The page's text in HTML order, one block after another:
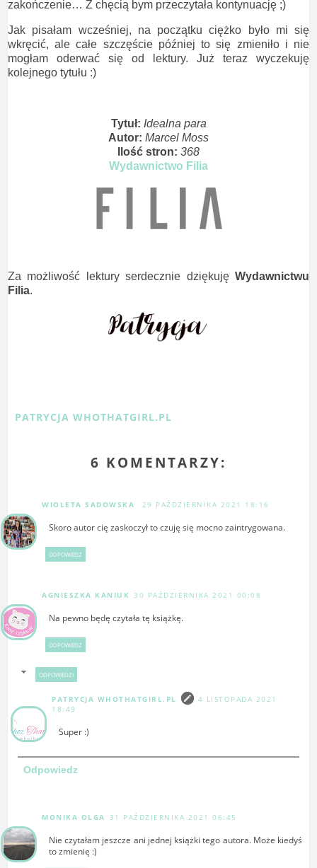
zakończenie… Z chęcią bym przeczytała kontynuację ;)
Jak pisałam wcześniej, na początku ciężko było mi się
wkręcić, ale całe szczęście później to się zmieniło i nie
mogłam oderwać się od lektury. Już teraz wyczekuję
kolejnego tytułu :)
Tytuł: Idealna para
Autor: Marcel Moss
Ilość stron: 368
Wydawnictwo Filia
Za możliwość lektury serdecznie dziękuję Wydawnictwu
Filia.
PATRYCJA WHOTHATGIRL.PL
6 KOMENTARZY:
WIOLETA SADOWSKA 29 PAŹDZIERNIKA 2021 18:16
Skoro autor cię zaskoczył to czuję się mocno zaintrygowana.
ODPOWIEDZ
AGNIESZKA KANIUK 30 PAŹDZIERNIKA 2021 00:08
Na pewno będę czytała tę książkę.
ODPOWIEDZ
ODPOWIEDZI
PATRYCJA WHOTHATGIRL.PL
4 LISTOPADA 2021
18:49
Super :)
Odpowiedz
MONIKA OLGA 31 PAŹDZIERNIKA 2021 06:45
Nie czytałam jeszcze ani jednej książki tego autora. Może kiedyś
to zmienię :)